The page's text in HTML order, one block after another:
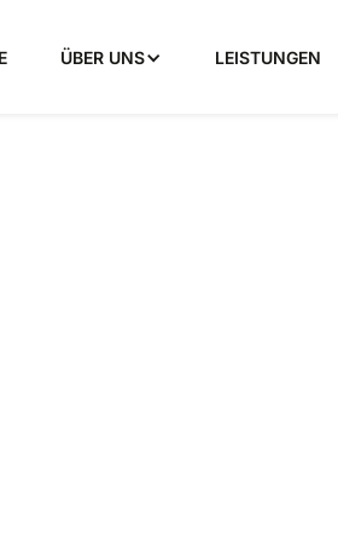
ÜBER UNS LEISTUNGEN